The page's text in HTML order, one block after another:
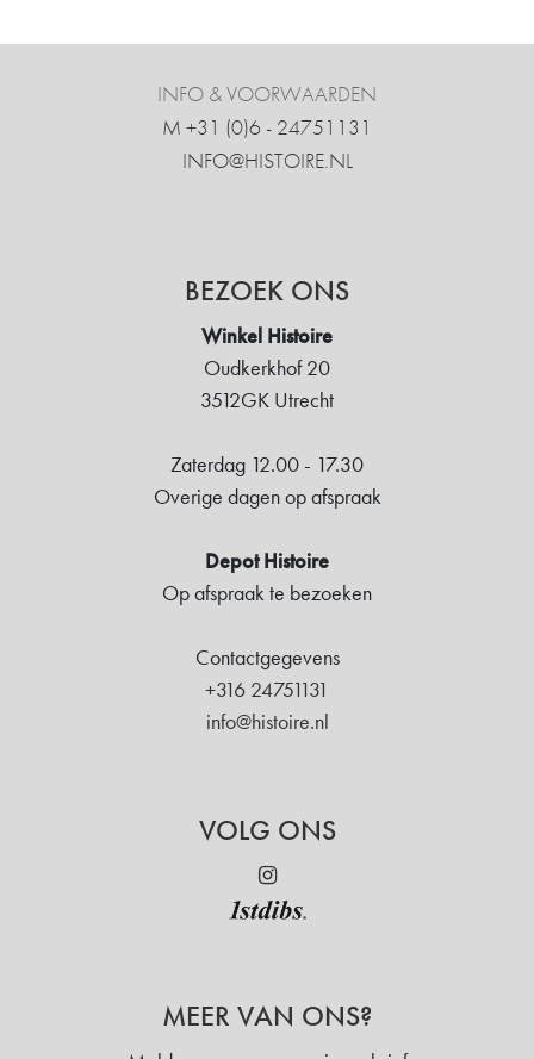
INFO & VOORWAARDEN
M +31 ‍(0)6 - 24751131
INFO@HISTOIRE.NL
BEZOEK ONS
Winkel Histoire
Oudkerkhof 20
3512GK Utrecht
Zaterdag 12.00 - 17.30
Overige dagen op afspraak
Depot Histoire
Op afspraak te bezoeken
Contactgegevens
+316 24751131
info@histoire.nl
VOLG ONS
MEER VAN ONS?